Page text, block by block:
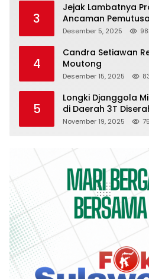
3
Jejak Lambatnya
Ancaman
Desember 5, 2025
4
Candra Setiawan
Moutong
Desember 15, 2025
5
Longki Djanggola
di Daerah 3T
November 19, 2025